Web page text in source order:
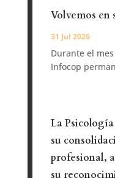
Volvemos en
31 Jul 2026
Durante el
Infocop
La
su
profesional,
su